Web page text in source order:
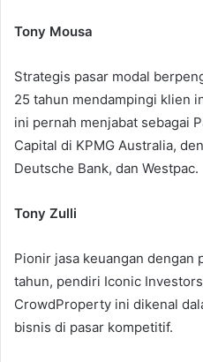
Tony Mousa
Strategis pasar modal
25 tahun mendampingi klien
ini pernah menjabat sebagai
Capital di KPMG Australia,
Deutsche Bank, dan Westpac.
Tony Zulli
Pionir jasa keuangan dengan
tahun, pendiri Iconic
CrowdProperty ini dikenal
bisnis di pasar kompetitif.